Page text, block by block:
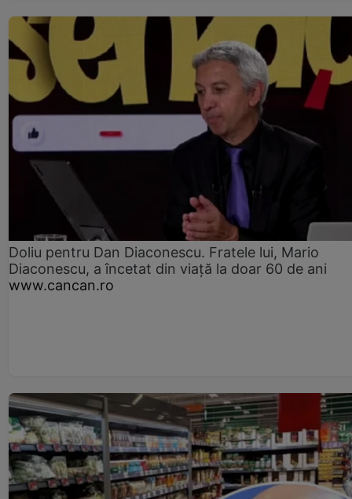
Doliu pentru Dan Diaconescu. Fratele lui, Mario
Diaconescu, a încetat din viață la doar 60 de ani
www.cancan.ro